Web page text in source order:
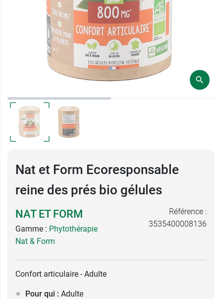
Nat et Form Ecoresponsable
reine des prés bio gélules
NAT ET FORM
Gamme : Phytothérapie
Nat & Form
Référence :
3535400008136
Confort articulaire - Adulte
Pour qui : Adulte